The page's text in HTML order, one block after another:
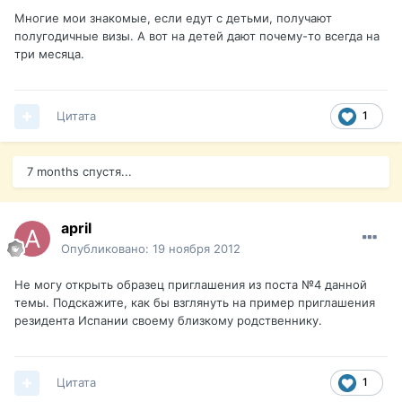
Многие мои знакомые, если едут с детьми, получают
полугодичные визы. А вот на детей дают почему-то всегда на
три месяца.
1
Цитата
7 months спустя...
april
Опубликовано: 19 ноября 2012
Не могу открыть образец приглашения из поста №4 данной
темы. Подскажите, как бы взглянуть на пример приглашения
резидента Испании своему близкому родственнику.
1
Цитата